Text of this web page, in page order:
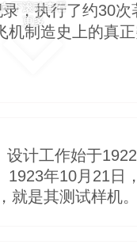
，执行了约30
制造史上的真正
向下滚动查看
更多
计工作始于
年10月21日
是其测试样机。